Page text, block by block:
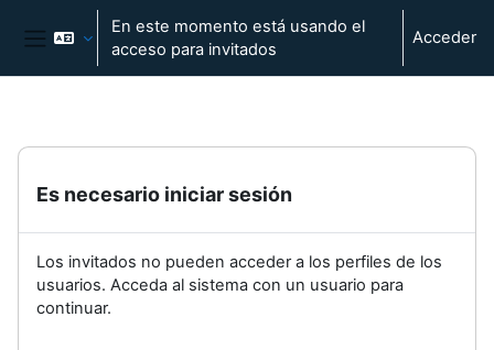
Salta al contenido principal
Panel lateral
En este momento está usando el
acceso para invitados
Acceder
Es necesario iniciar sesión
Los invitados no pueden acceder a los perfiles de los
usuarios. Acceda al sistema con un usuario para
continuar.